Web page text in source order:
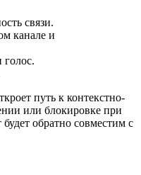
связи.
канале и
путь к контекстно-
или блокировке при
обратно совместим с